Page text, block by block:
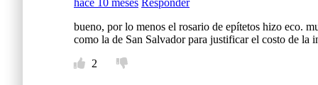
bueno, por lo menos el rosario de epítetos hizo eco.
como la de San Salvador para justificar el costo de la
2